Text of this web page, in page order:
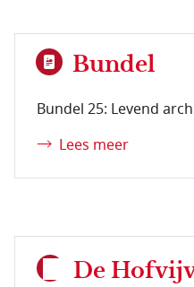
Bundel
Bundel 25: Levend
Lees meer
De